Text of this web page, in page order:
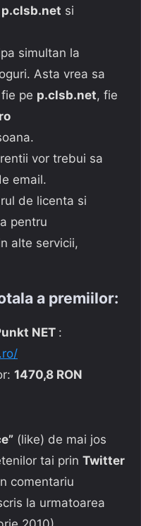
p.clsb.net si
simultan la
Asta vrea sa
pe p.clsb.net, fie
vor trebui sa
email.
de licenta si
pentru
alte servicii,
a premiilor:
NET :
1470,8 RON
(like) de mai jos
tai prin Twitter
comentariu
la urmatoarea